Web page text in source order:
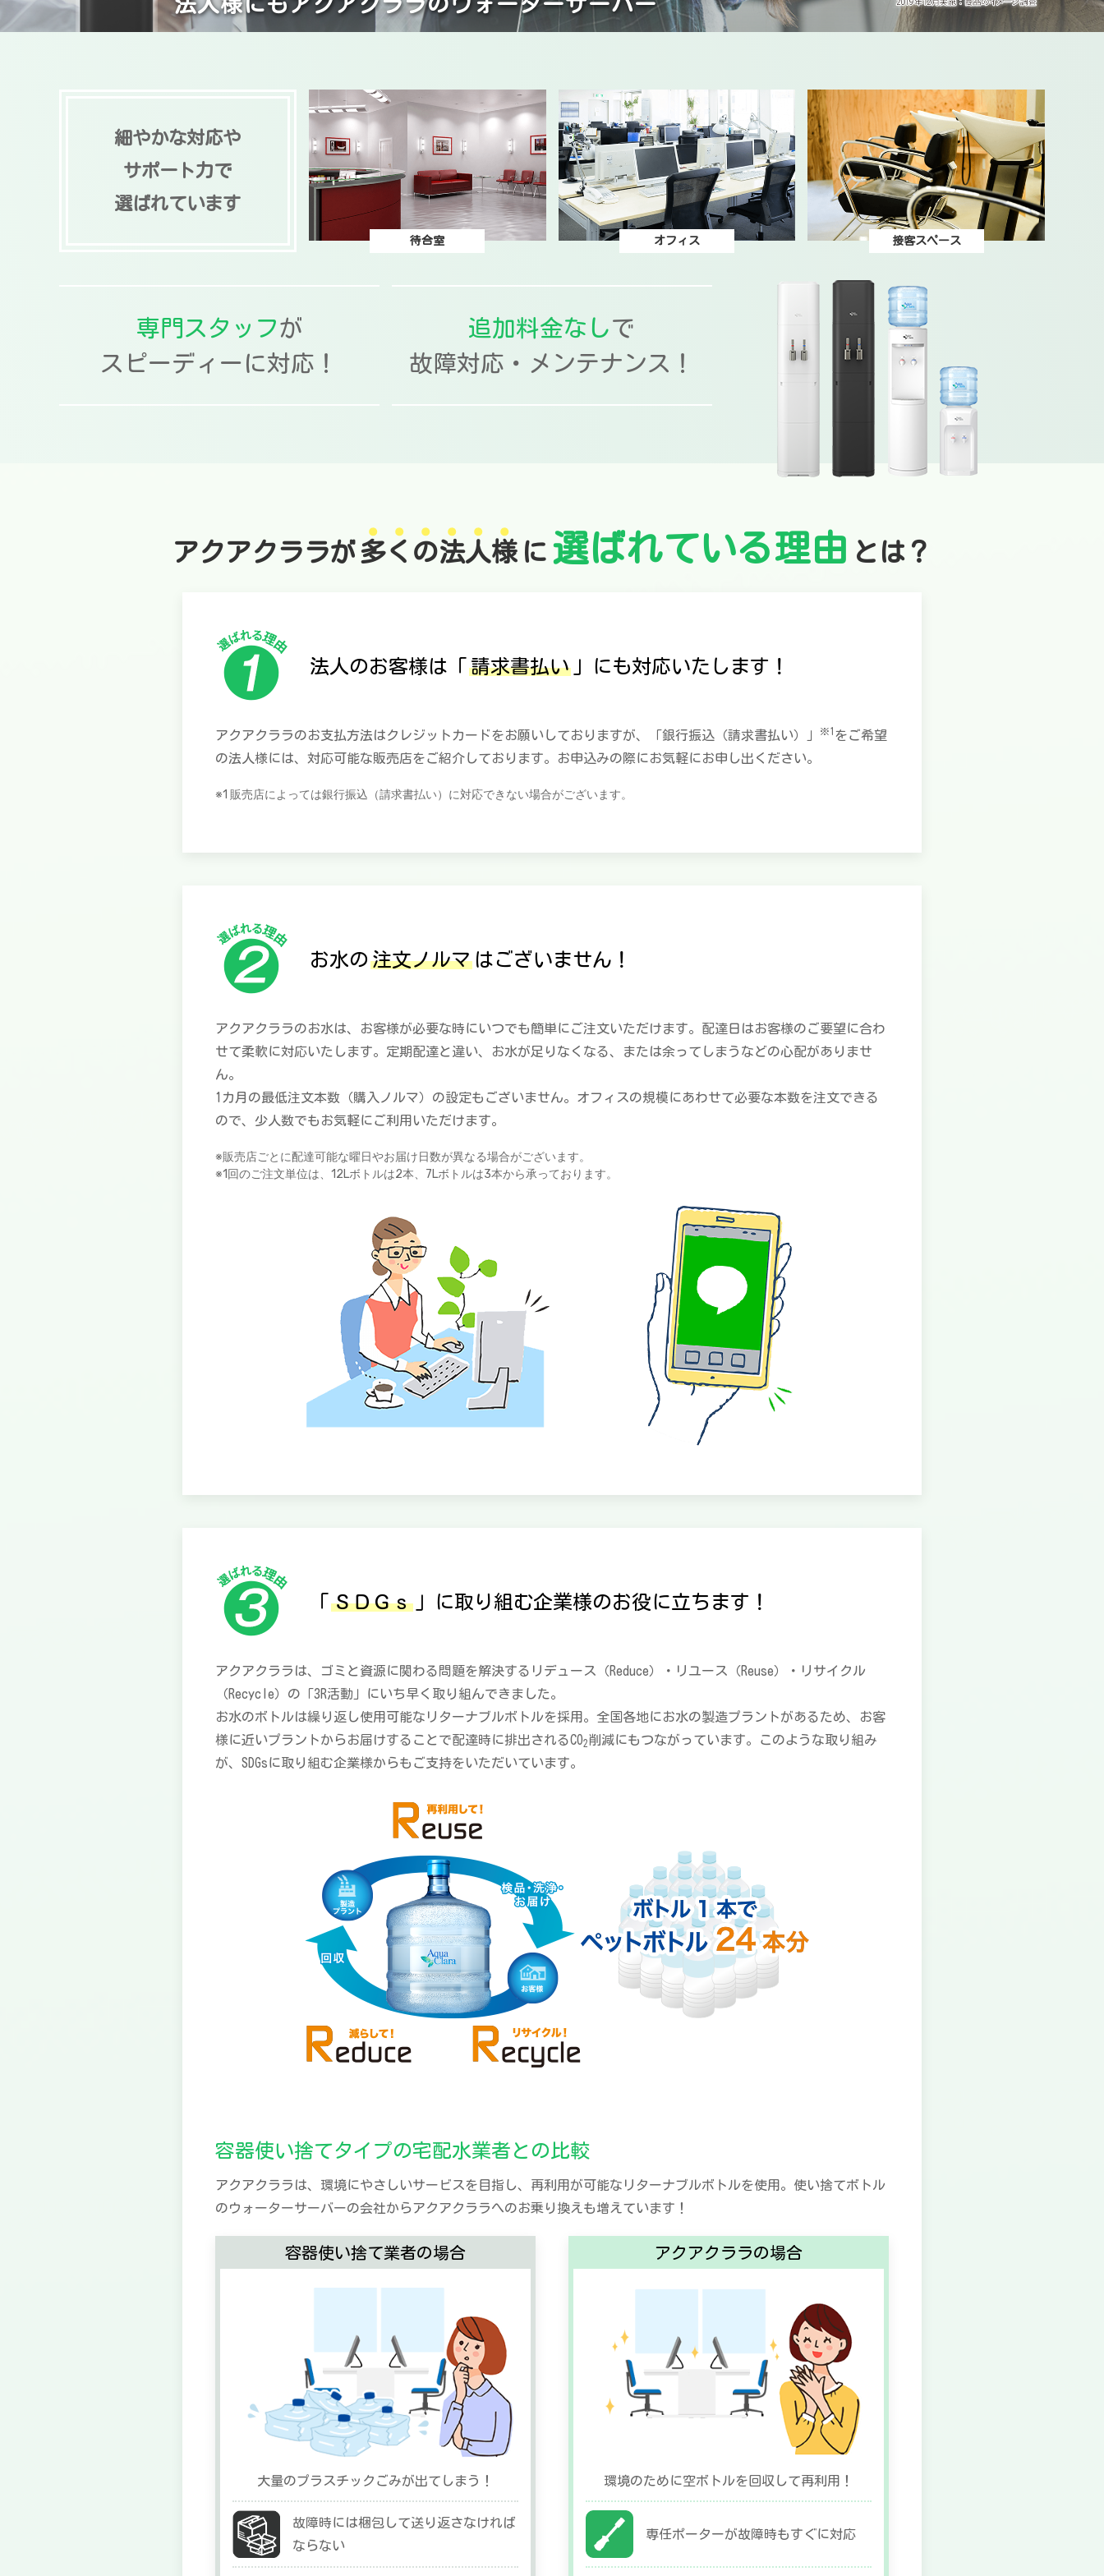
細やかな対応や
サポート力で
選ばれています
待合室 オフィス 接客スペース
専門スタッフが
スピーディーに対応！
追加料金なしで
故障対応・メンテナンス！
アクアクララが 多く の法人様 に 選ばれている理由 とは？
法人のお客様は「 請求書払い 」にも対応いたします！
アクアクララのお支払方法はクレジットカードをお願いしておりますが、「銀行振込（請求書払い）」 ※1 をご希望
の法人様には、対応可能な販売店をご紹介しております。お申込みの際にお気軽にお申し出ください。
※1 販売店によっては銀行振込（請求書払い）に対応できない場合がございます。
お水の 注文ノルマ はございません！
アクアクララのお水は、お客様が必要な時にいつでも簡単にご注文いただけます。配達日はお客様のご要望に合わ
せて柔軟に対応いたします。定期配達と違い、お水が足りなくなる、または余ってしまうなどの心配がありませ
ん。
1カ月の最低注文本数（購入ノルマ）の設定もございません。オフィスの規模にあわせて必要な本数を注文できる
ので、少人数でもお気軽にご利用いただけます。
※販売店ごとに配達可能な曜日やお届け日数が異なる場合がございます。
※1回のご注文単位は、12Lボトルは2本、7Lボトルは3本から承っております。
「 ＳＤＧｓ 」に取り組む企業様のお役に立ちます！
アクアクララは、ゴミと資源に関わる問題を解決するリデュース（Reduce）・リユース（Reuse）・リサイクル
（Recycle）の「3R活動」にいち早く取り組んできました。
お水のボトルは繰り返し使用可能なリターナブルボトルを採用。全国各地にお水の製造プラントがあるため、お客
様に近いプラントからお届けすることで配達時に排出されるCO2削減にもつながっています。このような取り組み
が、SDGsに取り組む企業様からもご支持をいただいています。
容器使い捨てタイプの宅配水業者との比較
アクアクララは、環境にやさしいサービスを目指し、再利用が可能なリターナブルボトルを使用。使い捨てボトル
のウォーターサーバーの会社からアクアクララへのお乗り換えも増えています！
容器使い捨て業者の場合
大量のプラスチックごみが出てしまう！
故障時には梱包して送り返さなければ
ならない
アクアクララの場合
環境のために空ボトルを回収して再利用！
専任ポーターが故障時もすぐに対応